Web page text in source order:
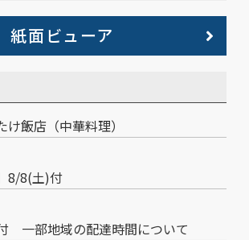
紙面ビューア
飯店（中華料理）
8/8(土)付
一部地域の配達時間について